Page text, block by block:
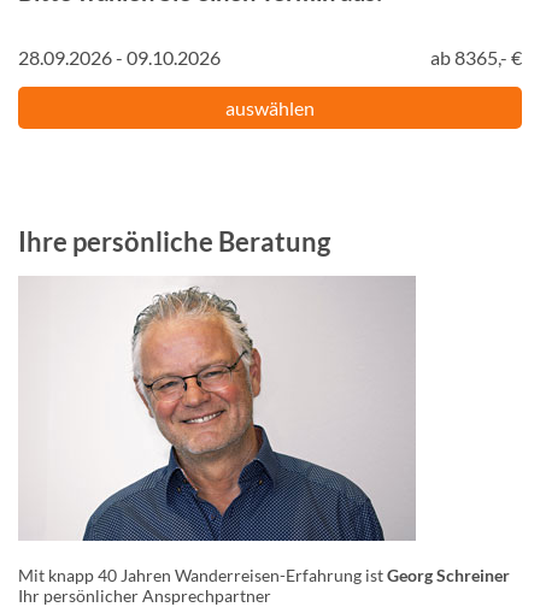
28.09.2026 - 09.10.2026 ab 8365,- €
auswählen
Ihre persönliche Beratung
Mit knapp 40 Jahren Wanderreisen-Erfahrung istGeorg Schreiner
Ihr persönlicher Ansprechpartner